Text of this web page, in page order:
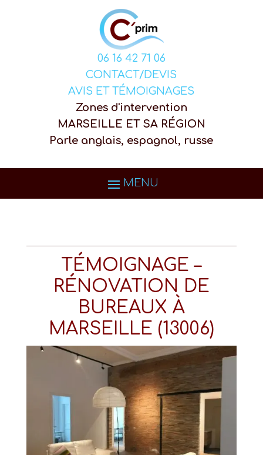
06 16 42 71 06
CONTACT/DEVIS
AVIS ET TÉMOIGNAGES
Zones d'intervention
MARSEILLE ET SA RÉGION
Parle anglais, espagnol, russe
TÉMOIGNAGE –
RÉNOVATION DE
BUREAUX À
MARSEILLE (13006)